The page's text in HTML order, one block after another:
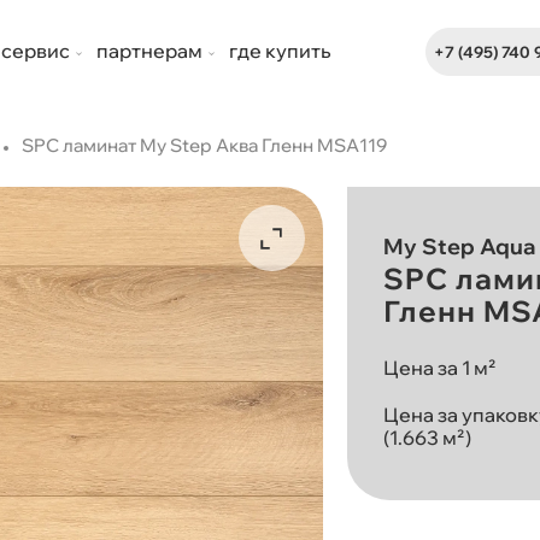
сервис партнерам где купить +7 (495) 740
SPC ламинат My Step Аква Гленн MSA119
My Step
SPC
Гленн
Цена за 1 м²
Цена за
(1.663 м²)